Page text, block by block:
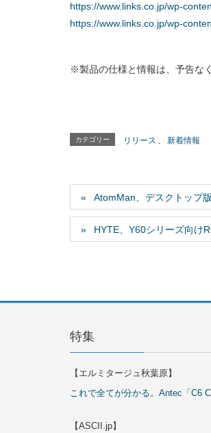
https://www.links.co.jp/wp-
https://www.links.co.jp/wp-
※製品の仕様と情報は、予告な
カテゴリー リリース 新着情報
AtomMan、デスクトップ
HYTE、Y60シリーズ向け
特集
【エルミタージュ秋葉原】
これで全てが分かる。Antec「C6
【ASCII.jp】